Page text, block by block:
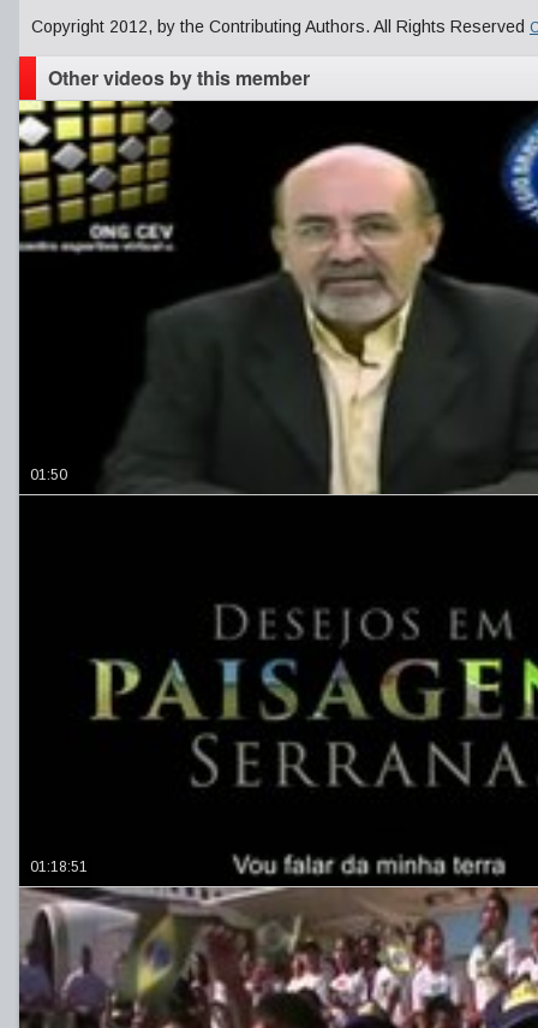
Copyright 2012, by the Contributing Authors. All Rights Reserved
Other videos by this member
01:50
01:18:51